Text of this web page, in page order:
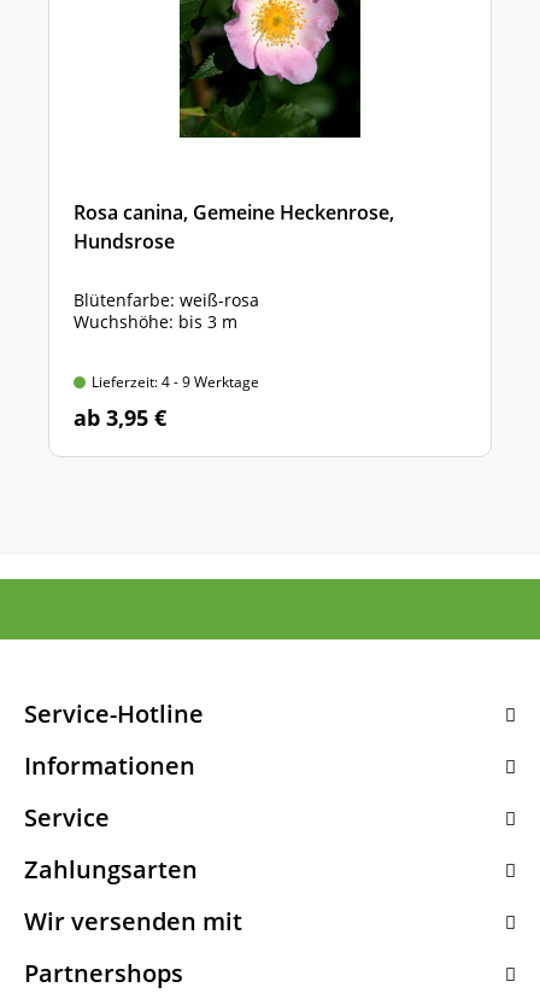
Rosa canina, Gemeine Heckenrose,
Hundsrose
Blütenfarbe: weiß-rosa
Wuchshöhe: bis 3 m
Lieferzeit: 4 - 9 Werktage
ab 3,95 €
Service-Hotline
Informationen
Service
Zahlungsarten
Wir versenden mit
Partnershops